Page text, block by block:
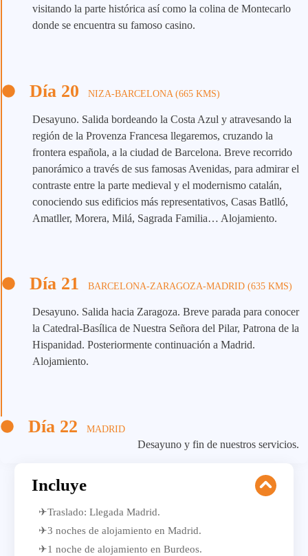
visitando la parte histórica así como la colina de Montecarlo
donde se encuentra su famoso casino.
Día 20 NIZA-BARCELONA (665 KMS)
Desayuno. Salida bordeando la Costa Azul y atravesando la
región de la Provenza Francesa llegaremos, cruzando la
frontera española, a la ciudad de Barcelona. Breve recorrido
panorámico a través de sus famosas Avenidas, para admirar el
contraste entre la parte medieval y el modernismo catalán,
conociendo sus edificios más representativos, Casas Batlló,
Amatller, Morera, Milá, Sagrada Familia… Alojamiento.
Día 21 BARCELONA-ZARAGOZA-MADRID (635 KMS)
Desayuno. Salida hacia Zaragoza. Breve parada para conocer
la Catedral-Basílica de Nuestra Señora del Pilar, Patrona de la
Hispanidad. Posteriormente continuación a Madrid.
Alojamiento.
Día 22 MADRID
Desayuno y fin de nuestros servicios.
Incluye
✈Traslado: Llegada Madrid.
✈3 noches de alojamiento en Madrid.
✈1 noche de alojamiento en Burdeos.